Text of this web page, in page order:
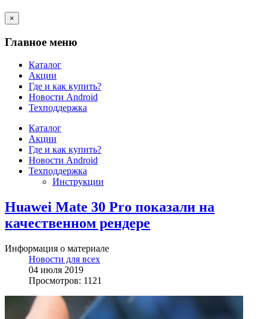
×
Главное меню
Каталог
Акции
Где и как купить?
Новости Android
Техподдержка
Каталог
Акции
Где и как купить?
Новости Android
Техподдержка
Инструкции
Huawei Mate 30 Pro показали на
качественном рендере
Информация о материале
Новости для всех
04 июля 2019
Просмотров: 1121